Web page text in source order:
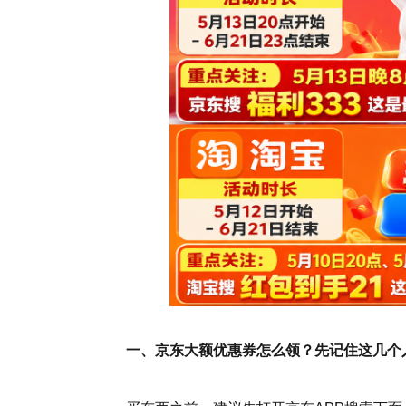
一、京东大额优惠券怎么领？先记住这几个